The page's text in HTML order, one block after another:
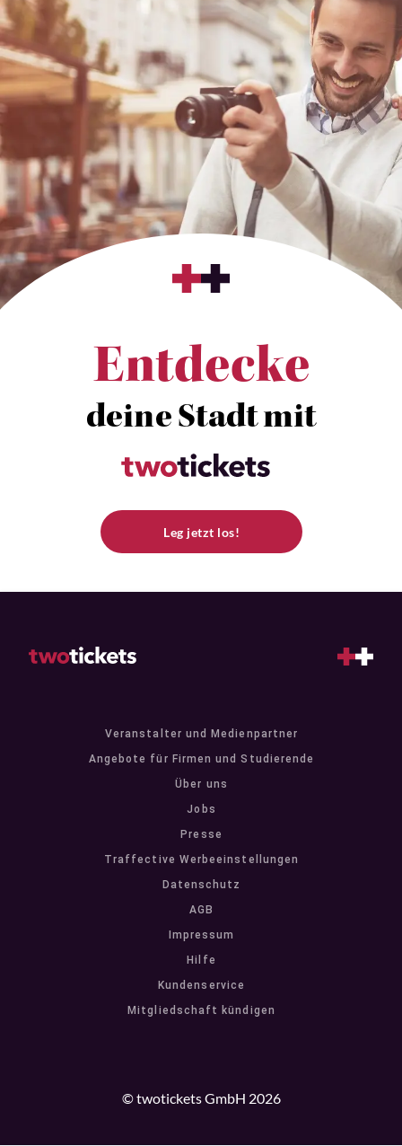
Entdecke
deine Stadt mit
Leg jetzt los!
Veranstalter und Medienpartner
Angebote für Firmen und Studierende
Über uns
Jobs
Presse
Traffective Werbeeinstellungen
Datenschutz
AGB
Impressum
Hilfe
Kundenservice
Mitgliedschaft kündigen
© twotickets GmbH 2026